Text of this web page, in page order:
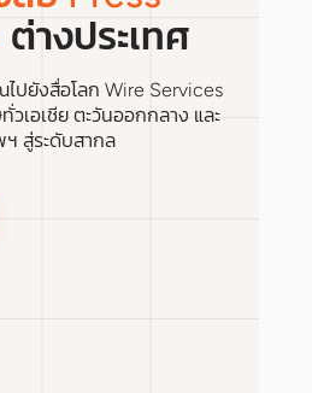
ต่างประเทศ
ปยังสื่อโลก Wire Services
วเอเชีย ตะวันออกกลาง และ
ฯ สู่ระดับสากล